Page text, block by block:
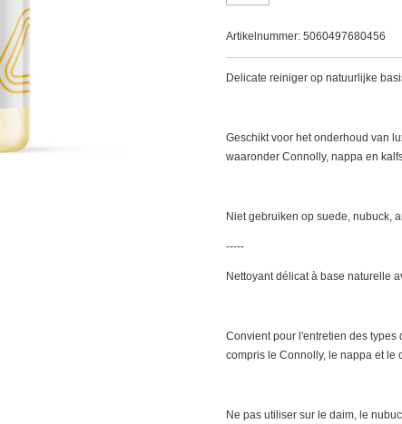
Artikelnummer: 5060497680456
Delicate reiniger op natuurlijke
Geschikt voor het onderhoud van
waaronder Connolly, nappa en
Niet gebruiken op suede, nubuck,
-----
Nettoyant délicat à base naturelle
Convient pour l'entretien des
compris le Connolly, le nappa et le
Ne pas utiliser sur le daim, le